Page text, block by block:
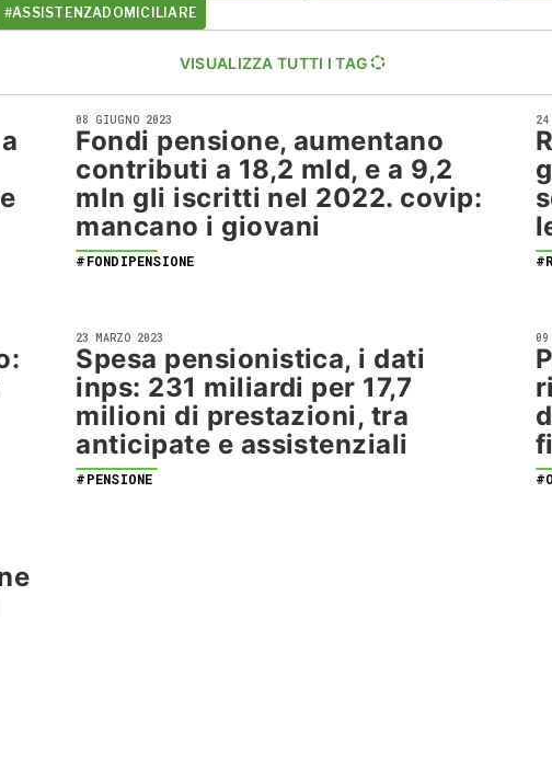
#ASSISTENZADOMICILIARE
VISUALIZZA TUTTI I TAG
08 GIUGNO 2023
Fondi pensione, aumentano
contributi a 18,2 mld, e a 9,2
mln gli iscritti nel 2022. covip:
mancano i giovani
#FONDIPENSIONE
24
23 MARZO 2023
Spesa pensionistica, i dati
inps: 231 miliardi per 17,7
milioni di prestazioni, tra
anticipate e assistenziali
#PENSIONE
09